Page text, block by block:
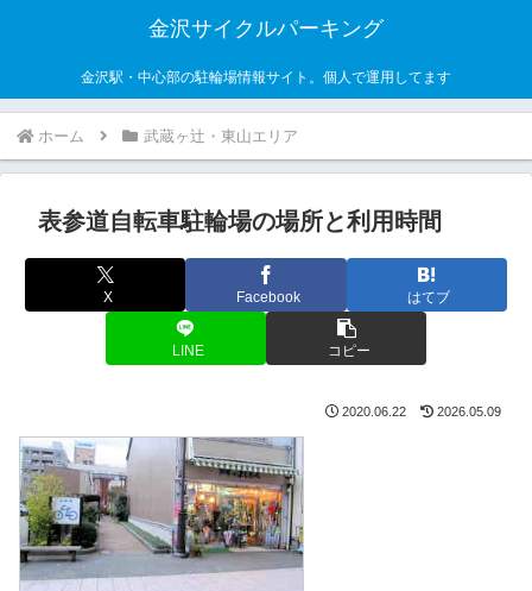
金沢サイクルパーキング
金沢駅・中心部の駐輪場情報サイト。個人で運用してます
ホーム 武蔵ヶ辻・東山エリア
表参道自転車駐輪場の場所と利用時間
X Facebook はてブ
LINE コピー
2020.06.22 2026.05.09